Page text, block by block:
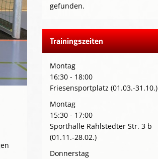
gefunden.
Trainingszeiten
Montag
16:30 - 18:00
Friesensportplatz (01.03.-31.10.)
Montag
15:30 - 17:00
Sporthalle Rahlstedter Str. 3 b
(01.11.-28.02.)
Donnerstag